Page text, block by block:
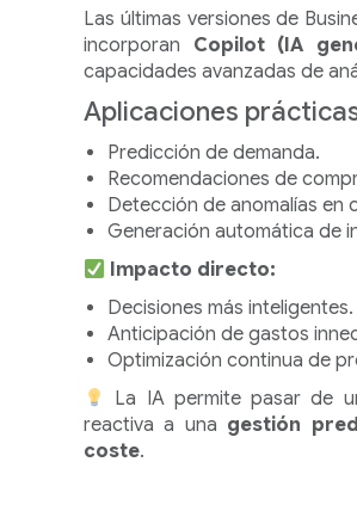
Las últimas versiones de
incorporan Copilot (IA
capacidades avanzadas de
Aplicaciones
Predicción de demanda.
Recomendaciones de
Detección de anomalías en
Generación automática de
Impacto directo:
Decisiones más inteligentes.
Anticipación de gastos
Optimización continua de
La IA permite pasar de
reactiva a una gestión
coste.